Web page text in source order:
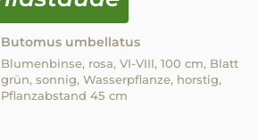
Butomus umbellatus
Blumenbinse, rosa, VI-VIII, 100 cm, Blatt
grün, sonnig, Wasserpflanze, horstig,
Pflanzabstand 45 cm